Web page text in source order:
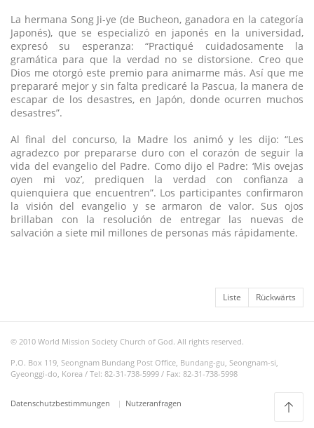
La hermana Song Ji-ye (de Bucheon, ganadora en la categoría
Japonés), que se especializó en japonés en la universidad,
expresó su esperanza: “Practiqué cuidadosamente la
gramática para que la verdad no se distorsione. Creo que
Dios me otorgó este premio para animarme más. Así que me
prepararé mejor y sin falta predicaré la Pascua, la manera de
escapar de los desastres, en Japón, donde ocurren muchos
desastres”.
Al final del concurso, la Madre los animó y les dijo: “Les
agradezco por prepararse duro con el corazón de seguir la
vida del evangelio del Padre. Como dijo el Padre: ‘Mis ovejas
oyen mi voz’, prediquen la verdad con confianza a
quienquiera que encuentren”. Los participantes confirmaron
la visión del evangelio y se armaron de valor. Sus ojos
brillaban con la resolución de entregar las nuevas de
salvación a siete mil millones de personas más rápidamente.
Liste Rückwärts
© 2010 World Mission Society Church of God. All rights reserved.
P.O. Box 119, Seongnam Bundang Post Office, Bundang-gu, Seongnam-si,
Gyeonggi-do, Korea / Tel: 82-31-738-5999 / Fax: 82-31-738-5998
Datenschutzbestimmungen Nutzeranfragen